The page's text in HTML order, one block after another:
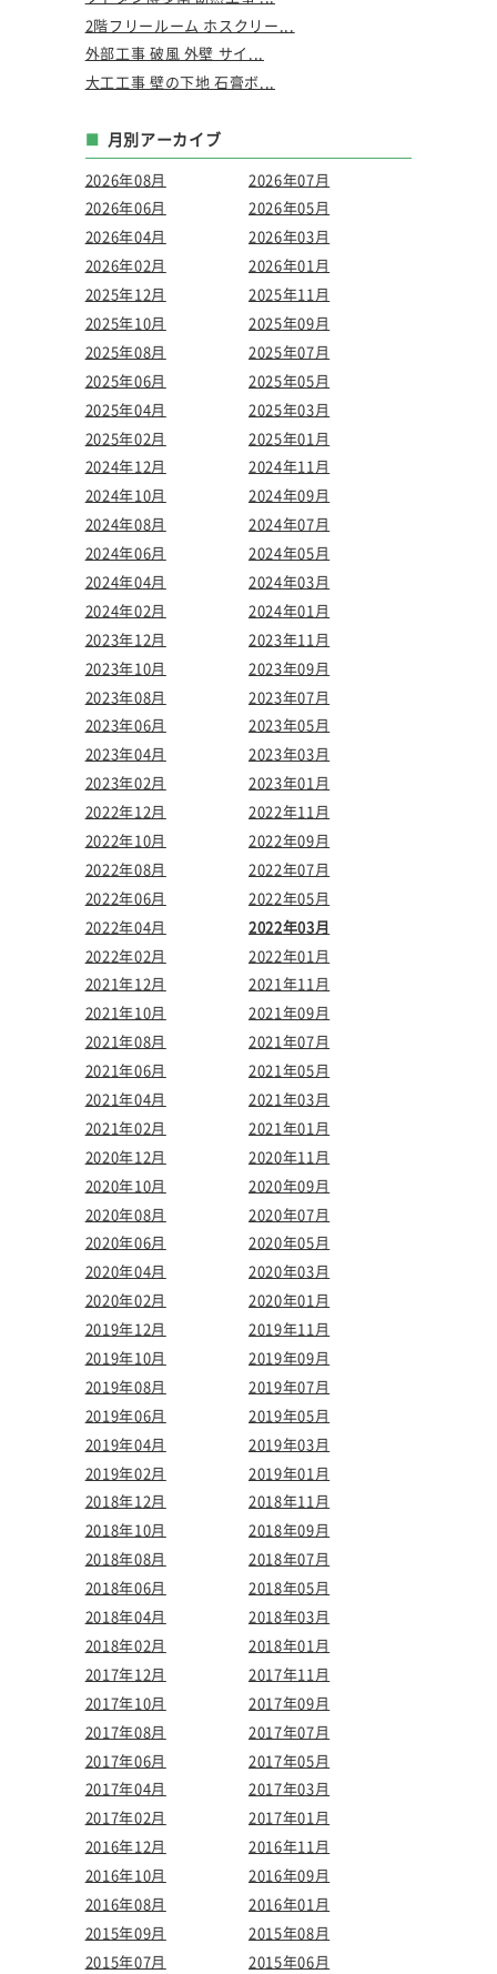
2階フリールーム ホスクリー...
外部工事 破風 外壁 サイ...
大工工事 壁の下地 石膏ボ...
月別アーカイブ
2026年08月
2026年07月
2026年06月
2026年05月
2026年04月
2026年03月
2026年02月
2026年01月
2025年12月
2025年11月
2025年10月
2025年09月
2025年08月
2025年07月
2025年06月
2025年05月
2025年04月
2025年03月
2025年02月
2025年01月
2024年12月
2024年11月
2024年10月
2024年09月
2024年08月
2024年07月
2024年06月
2024年05月
2024年04月
2024年03月
2024年02月
2024年01月
2023年12月
2023年11月
2023年10月
2023年09月
2023年08月
2023年07月
2023年06月
2023年05月
2023年04月
2023年03月
2023年02月
2023年01月
2022年12月
2022年11月
2022年10月
2022年09月
2022年08月
2022年07月
2022年06月
2022年05月
2022年04月
2022年03月
2022年02月
2022年01月
2021年12月
2021年11月
2021年10月
2021年09月
2021年08月
2021年07月
2021年06月
2021年05月
2021年04月
2021年03月
2021年02月
2021年01月
2020年12月
2020年11月
2020年10月
2020年09月
2020年08月
2020年07月
2020年06月
2020年05月
2020年04月
2020年03月
2020年02月
2020年01月
2019年12月
2019年11月
2019年10月
2019年09月
2019年08月
2019年07月
2019年06月
2019年05月
2019年04月
2019年03月
2019年02月
2019年01月
2018年12月
2018年11月
2018年10月
2018年09月
2018年08月
2018年07月
2018年06月
2018年05月
2018年04月
2018年03月
2018年02月
2018年01月
2017年12月
2017年11月
2017年10月
2017年09月
2017年08月
2017年07月
2017年06月
2017年05月
2017年04月
2017年03月
2017年02月
2017年01月
2016年12月
2016年11月
2016年10月
2016年09月
2016年08月
2016年01月
2015年09月
2015年08月
2015年07月
2015年06月